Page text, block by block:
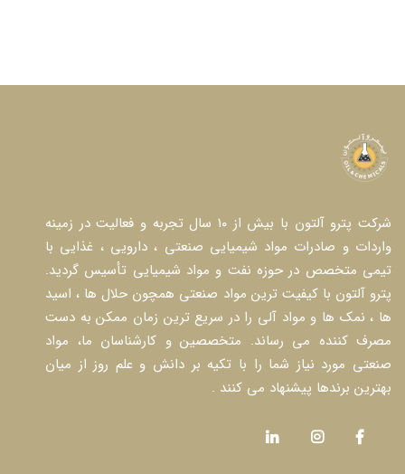
شرکت پترو آلتون با بیش از ۱۰ سال تجربه و فعالیت در زمینه
واردات و صادرات مواد شیمیایی صنعتی ، دارویی ، غذایی با
تیمی متخصص در حوزه نفت و مواد شیمیایی تأسیس گردید.
پترو آلتون با کیفیت ترین مواد صنعتی همچون حلال ها ، اسید
ها ، نمک ها و مواد آلی را در سریع ترین زمان ممکن به دست
مصرف کننده می رساند. متخصصین و کارشناسان ما، مواد
صنعتی مورد نیاز شما را با تکیه بر دانش و علم روز از میان
بهترین برندها پیشنهاد می کنند .